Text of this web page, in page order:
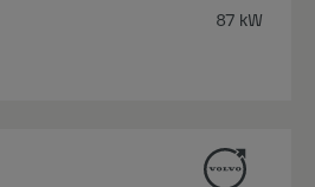
87 kW